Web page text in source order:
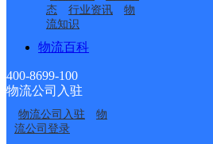
态
行业资讯
物
流知识
物流百科
400-8699-100
物流公司入驻
物流公司入驻
物
流公司登录
顺丰速运
栋后）【鑫鑫
派送范围:全境